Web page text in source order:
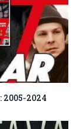
2005-2024